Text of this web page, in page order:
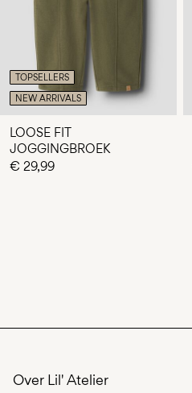
TOPSELLERS
NEW ARRIVALS
LOOSE FIT
JOGGINGBROEK
€ 29,99
Over Lil' Atelier